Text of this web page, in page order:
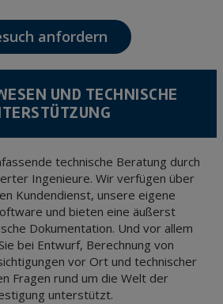
confidential and shall be treated with the utmost
with all the requirements provided for the General
2016.
be sent, it is done so under your sole responsibility.
their rights of access, rectification, cancellation
of the General Data Protection Regulation
| Logroño (La Rioja).
anfordern
UND TECHNISCHE
technische Beratung durch
Ingenieure. Wir verfügen über
Kundendienst, unsere eigene
und bieten eine äußerst
Dokumentation. Und vor allem
bei Entwurf, Berechnung von
vor Ort und technischer
Fragen rund um die Welt der
unterstützt.